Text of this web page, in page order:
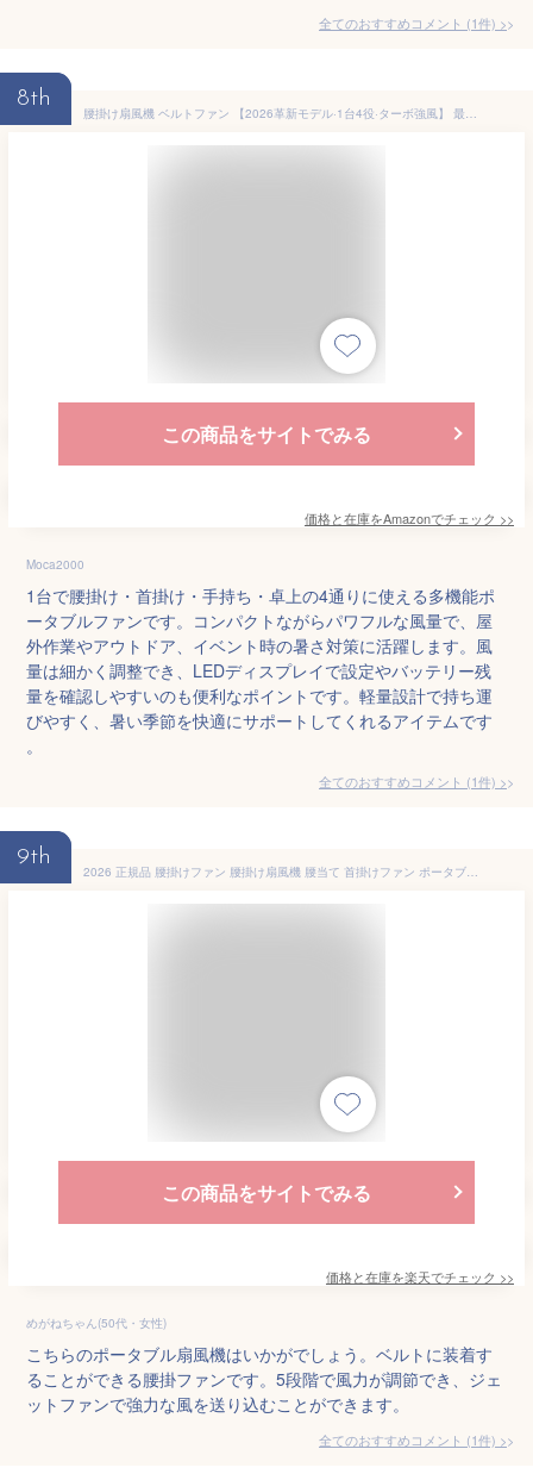
全てのおすすめコメント (1件) >
8th
腰掛け扇風機 ベルトファン 【2026革新モデル·1台4役·ターボ強風】 最強 腰掛け/首掛け/手持ち/卓上対応 ポータブルファン 携帯扇風機 超強力モーター 大風量 四段階＋100%無段階風量調節 LEDディスプレイ 超軽量185g クリップ360度回転可能 ネックストラップ付き 静音 暑さ対策 ブロワーファン 屋外作業/アウトドア/花火大会
この商品をサイトでみる
価格と在庫をAmazonでチェック >>
Moca2000
1台で腰掛け・首掛け・手持ち・卓上の4通りに使える多機能ポ
ータブルファンです。コンパクトながらパワフルな風量で、屋
外作業やアウトドア、イベント時の暑さ対策に活躍します。風
量は細かく調整でき、LEDディスプレイで設定やバッテリー残
量を確認しやすいのも便利なポイントです。軽量設計で持ち運
びやすく、暑い季節を快適にサポートしてくれるアイテムです
。
全てのおすすめコメント (1件) >
9th
2026 正規品 腰掛けファン 腰掛け扇風機 腰当て 首掛けファン ポータブルファン 5段階風量 強力風量 ベルト ポータブル扇風機 6000mAh 時間長時間稼働 小型 ジェットファン usb充電 LED表示 静音 耐衝撃
この商品をサイトでみる
価格と在庫を楽天でチェック >>
めがねちゃん(50代・女性)
こちらのポータブル扇風機はいかがでしょう。ベルトに装着す
ることができる腰掛ファンです。5段階で風力が調節でき、ジェ
ットファンで強力な風を送り込むことができます。
全てのおすすめコメント (1件) >